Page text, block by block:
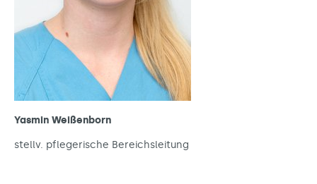
Yasmin Weißenborn
stellv. pflegerische Bereichsleitung